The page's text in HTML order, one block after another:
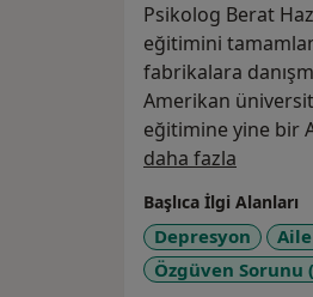
Psikolog Berat
eğitimini
fabrikalara
Amerikan
eğitimine yine bir
daha fazla
Başlıca İlgi Alanları
Depresyon
Özgüven Sorunu